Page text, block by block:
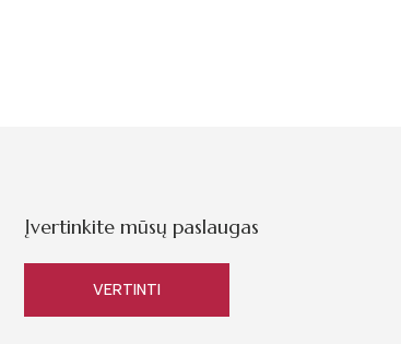
Įvertinkite mūsų paslaugas
VERTINTI